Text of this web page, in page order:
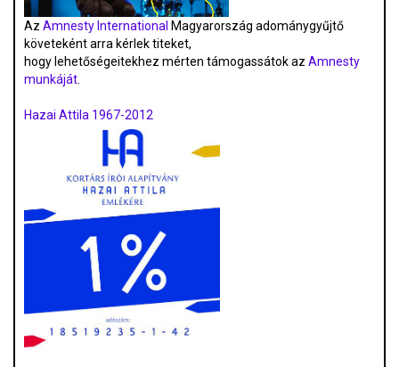
Az Amnesty International Magyarország adománygyűjtő
követeként arra kérlek titeket,
hogy lehetőségeitekhez mérten támogassátok az Amnesty
munkáját.
Hazai Attila 1967-2012